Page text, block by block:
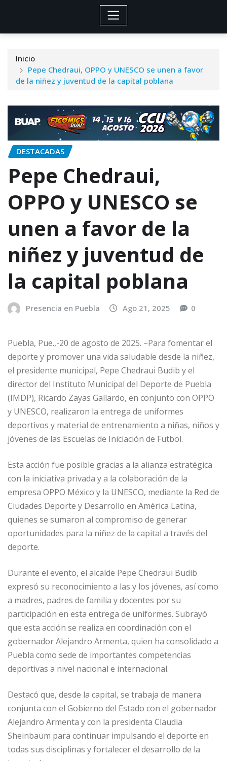
Inicio
Pepe Chedraui, OPPO y UNESCO se unen a favor
de la niñez y juventud de la capital poblana
DESTACADAS
Pepe Chedraui,
OPPO y UNESCO se
unen a favor de la
niñez y juventud de
la capital poblana
Presencia en Puebla Ago 21, 2025 0
Puebla, Pue.,-20 de agosto de 2025. –Para fomentar el
deporte y promover una vida saludable desde la niñez,
el presidente municipal, Pepe Chedraui Budib y el
director del Instituto Municipal del Deporte de Puebla
(IMDP), Ricardo Zayas Gallardo, en conjunto con OPPO
y UNESCO, realizaron la entrega de uniformes
deportivos y material de entrenamiento a niñas, niños y
jóvenes de las Escuelas de Iniciación de Futbol.
Esta acción fue posible gracias a la alianza estratégica
con la iniciativa privada y a la colaboración de la
empresa OPPO México y la UNESCO, mediante la Red de
Ciudades Deporte y Desarrollo en América Latina,
quienes se sumaron al compromiso de generar
oportunidades para la niñez de la capital a través del
deporte.
Durante el evento, el alcalde Pepe Chedraui Budib
expresó su reconocimiento a las y los jóvenes, así como
a madres, padres de familia y docentes por su
participación en esta entrega de uniformes. Subrayó
que esta acción se realiza en coordinación con el
gobernador Alejandro Armenta, quien ha consolidado a
Puebla como sede de importantes competencias
deportivas a nivel nacional e internacional.
Destacó que, desde la capital, se trabaja de manera
conjunta con el Gobierno del Estado con el gobernador
Alejandro Armenta y con la presidenta Claudia
Sheinbaum para continuar impulsando el deporte en
todas sus disciplinas y fortalecer el desarrollo de la